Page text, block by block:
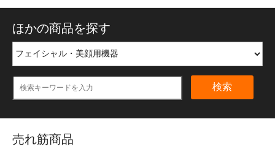
ほかの商品を探す
検索
売れ筋商品